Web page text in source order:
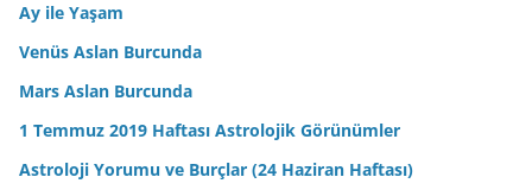
Ay ile Yaşam
Venüs Aslan Burcunda
Mars Aslan Burcunda
1 Temmuz 2019 Haftası Astrolojik Görünümler
Astroloji Yorumu ve Burçlar (24 Haziran Haftası)